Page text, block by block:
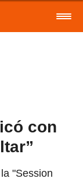
con
"Session